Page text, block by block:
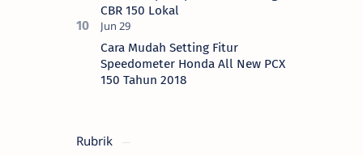
CBR 150 Lokal
Cara Mudah Setting Fitur
Speedometer Honda All New PCX
150 Tahun 2018
Rubrik